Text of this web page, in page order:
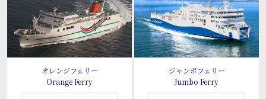
オレンジフェリー
Orange Ferry
ジャンボフェリー
Jumbo Ferry